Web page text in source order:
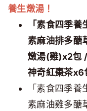
養生燉湯！
「素食四季養
素麻油排多醣
燉湯(雞)x2包
神奇紅棗茶x6
「素食四季養
素麻油雞多醣